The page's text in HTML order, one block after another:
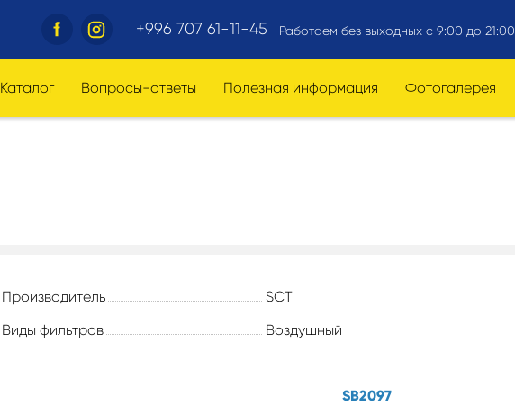
+996 707 61-11-45 Работаем без выходных с 9:00 до 21:00
Каталог Вопросы-ответы Полезная информация Фотогалерея
Производитель
SCT
Виды фильтров
Воздушный
SB2097